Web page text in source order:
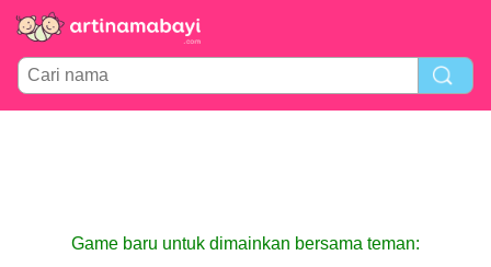
Game baru untuk dimainkan bersama teman: